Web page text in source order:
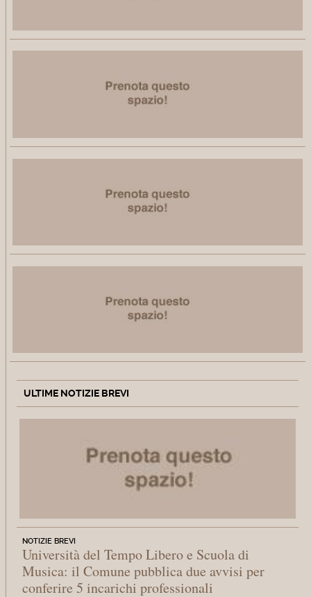
ULTIME NOTIZIE BREVI
NOTIZIE BREVI
Università del Tempo Libero e Scuola di
Musica: il Comune pubblica due avvisi per
conferire 5 incarichi professionali